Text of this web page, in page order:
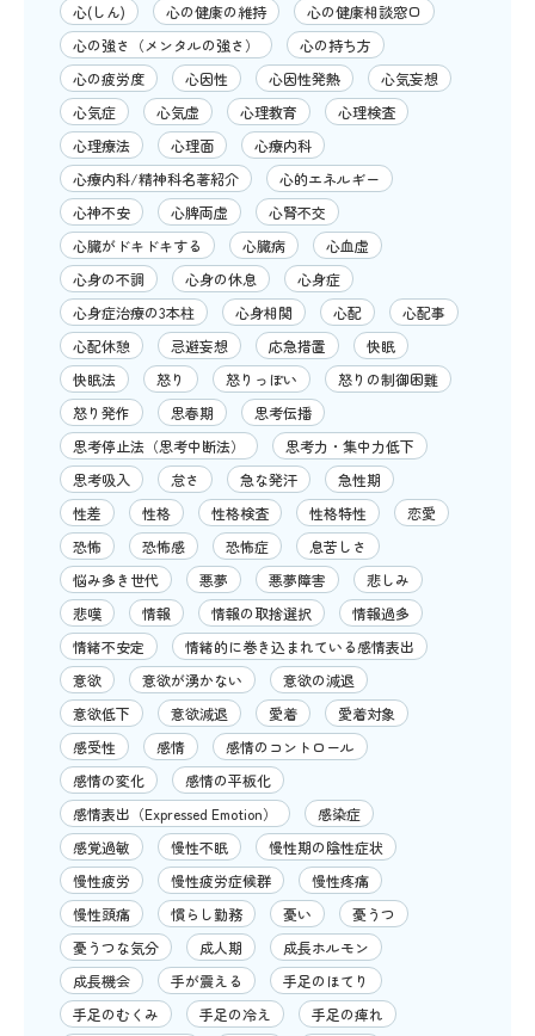
心(しん)
心の健康の維持
心の健康相談窓口
心の強さ（メンタルの強さ）
心の持ち方
心の疲労度
心因性 心因性発熱
心気妄想
心気症
心気虚 心理教育
心理検査
心理療法
心理面
心療内科
心療内科/精神科名著紹介
心的エネルギー
心神不安
心脾両虚
心腎不交
心臓がドキドキする
心臓病
心血虚
心身の不調
心身の休息
心身症
心身症治療の3本柱
心身相関 心配
心配事
心配休憩
忌避妄想 応急措置
快眠
快眠法
怒り 怒りっぽい
怒りの制御困難
怒り発作
思春期
思考伝播
思考停止法（思考中断法）
思考力・集中力低下
思考吸入
怠さ 急な発汗
急性期
性差
性格 性格検査 性格特性
恋愛
恐怖
恐怖感 恐怖症
息苦しさ
悩み多き世代
悪夢 悪夢障害
悲しみ
悲嘆
情報 情報の取捨選択
情報過多
情緒不安定
情緒的に巻き込まれている感情表出
意欲
意欲が湧かない
意欲の減退
意欲低下
意欲減退 愛着
愛着対象
感受性
感情
感情のコントロール
感情の変化
感情の平板化
感情表出（Expressed Emotion）
感染症
感覚過敏
慢性不眠
慢性期の陰性症状
慢性疲労
慢性疲労症候群
慢性疼痛
慢性頭痛
慣らし勤務 憂い
憂うつ
憂うつな気分
成人期
成長ホルモン
成長機会
手が震える
手足のほてり
手足のむくみ
手足の冷え
手足の痺れ